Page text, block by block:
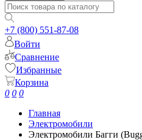
+7 (800) 551-87-08
Войти
Сравнение
Избранные
Корзина
0 0 0
Главная
Электромобили
Электромобили Багги